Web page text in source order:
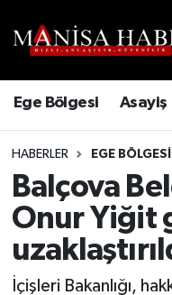
Ege Bölgesi Asayiş
HABERLER EGE BÖLGESI
Balçova
Onur Yiğit
İçişleri Bakanlığı,
Trafik Durumu
Süper Lig Puan
Tüm Manşetler
Son Dakika